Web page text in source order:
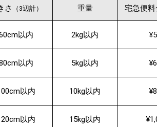
さ （3辺計） 重量 宅急便料
以内 2kg以内
以内 5kg以内
以内 10kg以内
以内 15kg以内